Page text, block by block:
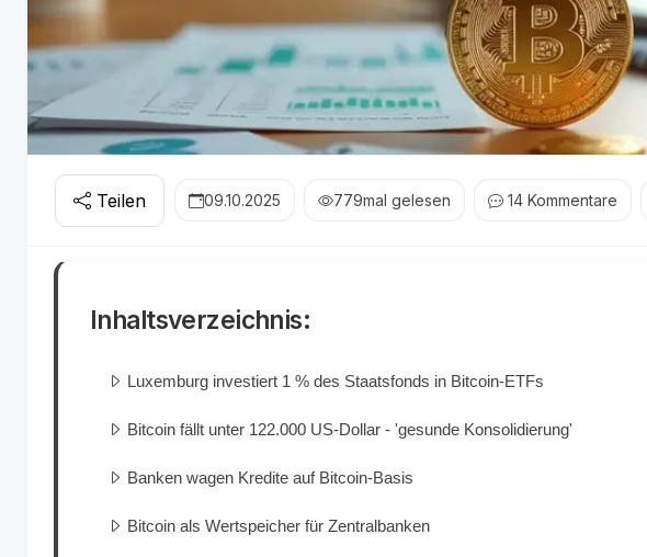
Teilen 09.10.2025 779mal gelesen 14 Kommentare
Inhaltsverzeichnis:
Luxemburg investiert 1 % des Staatsfonds in Bitcoin-ETFs
Bitcoin fällt unter 122.000 US-Dollar - 'gesunde Konsolidierung'
Banken wagen Kredite auf Bitcoin-Basis
Bitcoin als Wertspeicher für Zentralbanken